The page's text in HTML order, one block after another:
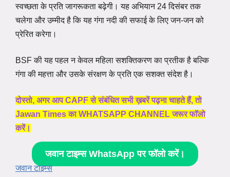
स्वच्छता के प्रति जागरूकता बढ़ेगी। यह अभियान 24 दिसंबर तक
चलेगा और उम्मीद है कि यह गंगा नदी की सफाई के लिए जन-जन को
प्रेरित करेगा।
BSF की यह पहल न केवल महिला सशक्तिकरण का प्रतीक है बल्कि
गंगा की महत्ता और उसके संरक्षण के प्रति एक सशक्त संदेश है।
दोस्तो, अगर आप CAPF से संबंधित सभी ख़बरें पढ़ना चाहते हैं, तो
Jawan Times का WHATSAPP CHANNEL जरूर फॉलो
करें।
जवान टाइम्स WhatsApp पर फॉलो करें।
जवान टाइम्स